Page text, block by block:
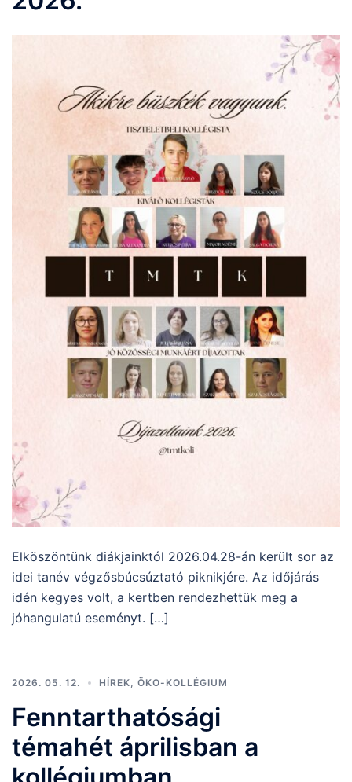
Elköszöntünk diákjainktól 2026.04.28-án került sor az
idei tanév végzősbúcsúztató piknikjére. Az időjárás
idén kegyes volt, a kertben rendezhettük meg a
jóhangulatú eseményt. […]
2026. 05. 12. HÍREK ÖKO-KOLLÉGIUM
Fenntarthatósági
témahét áprilisban a